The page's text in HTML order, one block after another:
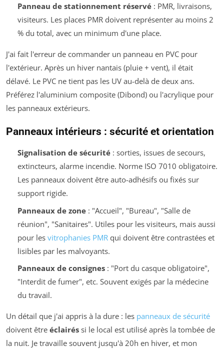
Panneau de stationnement réservé: PMR, livraisons,
visiteurs. Les places PMR doivent représenter au moins 2
% du total, avec un minimum d'une place.
J'ai fait l'erreur de commander un panneau en PVC pour
l'extérieur. Après un hiver nantais (pluie + vent), il était
délavé. Le PVC ne tient pas les UV au-delà de deux ans.
Préférez l'aluminium composite (Dibond) ou l'acrylique pour
les panneaux extérieurs.
Panneaux intérieurs : sécurité et orientation
Signalisation de sécurité: sorties, issues de secours,
extincteurs, alarme incendie. Norme ISO 7010 obligatoire.
Les panneaux doivent être auto-adhésifs ou fixés sur
support rigide.
Panneaux de zone: "Accueil", "Bureau", "Salle de
réunion", "Sanitaires". Utiles pour les visiteurs, mais aussi
pour les vitrophanies PMRqui doivent être contrastées et
lisibles par les malvoyants.
Panneaux de consignes: "Port du casque obligatoire",
"Interdit de fumer", etc. Souvent exigés par la médecine
du travail.
Un détail que j'ai appris à la dure : les panneaux de sécurité
doivent être éclairés si le local est utilisé après la tombée de
la nuit. Je travaille souvent jusqu'à 20h en hiver, et mon